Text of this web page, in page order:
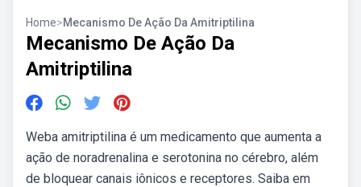
Home>Mecanismo De Ação Da Amitriptilina
Mecanismo De Ação Da
Amitriptilina
Weba amitriptilina é um medicamento que aumenta a
ação de noradrenalina e serotonina no cérebro, além
de bloquear canais iônicos e receptores. Saiba em